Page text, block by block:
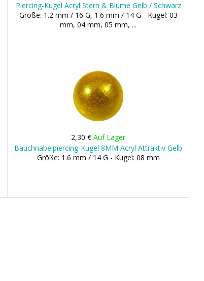
Piercing-Kugel Acryl Stern & Blume Gelb / Schwarz
Größe: 1.2 mm / 16 G, 1.6 mm / 14 G - Kugel: 03
mm, 04 mm, 05 mm, ...
2,30 €Auf Lager
Bauchnabelpiercing-Kugel 8MM Acryl Attraktiv Gelb
Größe: 1.6 mm / 14 G - Kugel: 08 mm